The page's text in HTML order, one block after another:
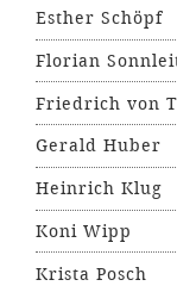
Esther Schöpf
Florian
Friedrich von
Gerald Huber
Heinrich Klug
Koni Wipp
Krista Posch